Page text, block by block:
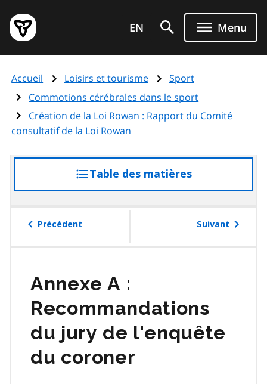
au
contenu
principal
Page
d'accueil
de
l'Ontario
EN Menu
Accueil Loisirs et tourisme
Sport
Commotions cérébrales dans le sport
Création de la Loi Rowan : Rapport du Comité
consultatif de la Loi Rowan
Table des matières
à
table
Précédent Suivant
Annexe A :
Recommandations
du jury de l'enquête
du coroner